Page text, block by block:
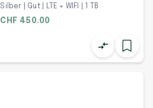
Silber | Gut | LTE + WIFI | 1 TB
CHF 450.00